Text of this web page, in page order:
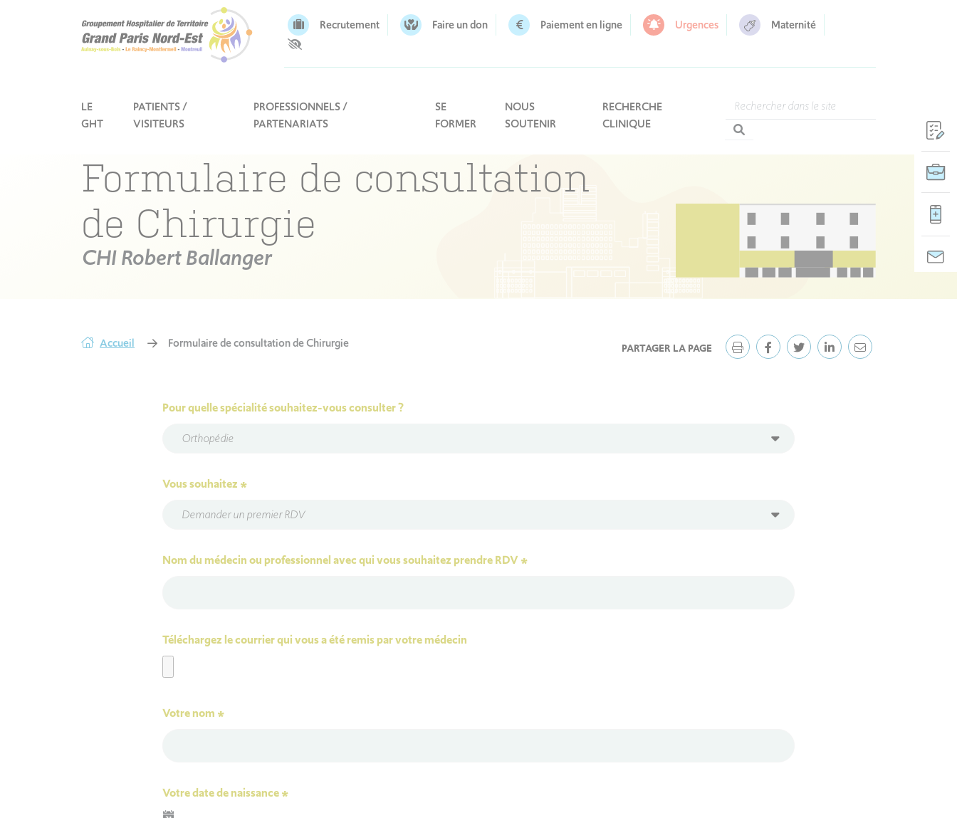
Recrutement Faire un don Paiement en ligne Urgences Maternité
LE
GHT
PATIENTS /
VISITEURS
PROFESSIONNELS /
PARTENARIATS
SE
FORMER
NOUS
SOUTENIR
RECHERCHE
CLINIQUE
Formulaire de consultation
de Chirurgie
CHI Robert Ballanger
Accueil Formulaire de consultation de Chirurgie PARTAGER LA PAGE
Pour quelle spécialité souhaitez-vous consulter ?
Orthopédie
Vous souhaitez *
Demander un premier RDV
Nom du médecin ou professionnel avec qui vous souhaitez prendre RDV *
Téléchargez le courrier qui vous a été remis par votre médecin
Votre nom *
Votre date de naissance*